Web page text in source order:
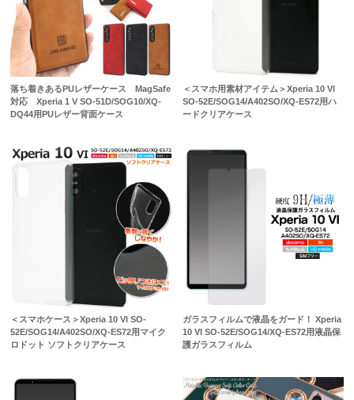
落ち着きあるPUレザーケース MagSafe
対応 Xperia 1 V SO-51D/SOG10/XQ-
DQ44用PUレザー背面ケース
＜スマホ用素材アイテム＞Xperia 10 VI
SO-52E/SOG14/A402SO/XQ-ES72用ハ
ードクリアケース
＜スマホケース＞Xperia 10 VI SO-
52E/SOG14/A402SO/XQ-ES72用マイク
ロドット ソフトクリアケース
ガラスフィルムで液晶をガード！ Xperia
10 VI SO-52E/SOG14/XQ-ES72用液晶保
護ガラスフィルム